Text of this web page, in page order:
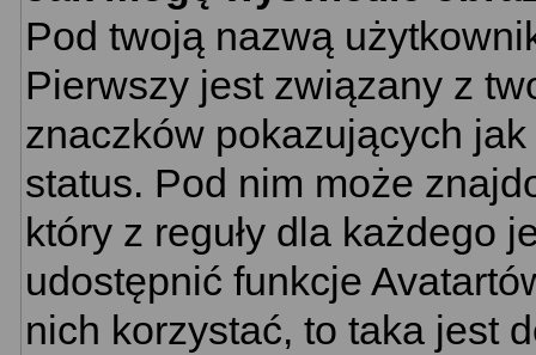
Pod twoją nazwą
Pierwszy jest związany z
znaczków pokazujących
status. Pod nim może
który z reguły dla każdego
udostępnić funkcje
nich korzystać, to taka jest